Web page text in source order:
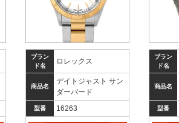
ブラン
ド名
ロレックス
商品名
デイトジャスト サン
ダーバード
型番 16263
ブラン
ド名
商品名
型番